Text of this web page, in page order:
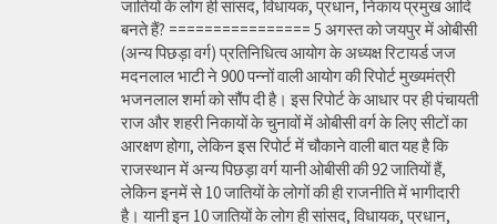
जातियों के लोग ही सांसद, विधायक, प्रधान, निकाय प्रमुख आदि
बनते हैं? ================ 5 अगस्त को जयपुर में ओबीसी
(अन्य पिछड़ा वर्ग) प्रतिनिधित्व आयोग के अध्यक्ष रिटायर्ड जज
मदनलाल भाटी ने 900 पन्नों वाली आयोग की रिपोर्ट मुख्यमंत्री
भजनलाल शर्मा को सौंप दी है। इस रिपोर्ट के आधार पर ही पंचायती
राज और शहरी निकायों के चुनावों में ओबीसी वर्ग के लिए सीटों का
आरक्षण होगा, लेकिन इस रिपोर्ट में चौकाने वाली बात यह है कि
राजस्थान में अन्य पिछड़ा वर्ग यानी ओबीसी की 92 जातियों हैं,
लेकिन इनमें से 10 जातियों के लोगों की ही राजनीति में भागीदारी
है। यानी इन 10 जातियों के लोग ही सांसद, विधायक, प्रधान,